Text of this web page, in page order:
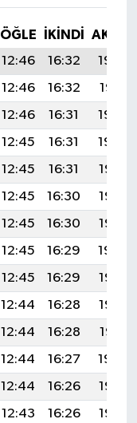
ÖĞLE İKINDI
12:46 16:32
19:42
12:46 16:32
19:41
12:46 16:31
19:40
12:45 16:31
19:39
12:45 16:31
19:38
12:45 16:30
19:37
12:45 16:30
19:36
12:45 16:29
19:34
12:45 16:29
19:33
12:44 16:28
19:32
12:44 16:28
19:31
12:44 16:27
19:29
12:44 16:26
19:28
12:43 16:26
19:27